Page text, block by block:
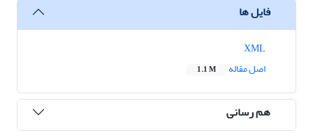
فایل ها
اصل مقاله
1.1 M
هم رسانی